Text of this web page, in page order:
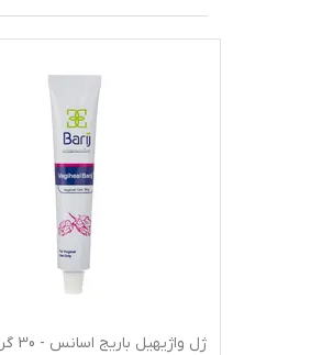
ژل واژیهیل باریج اسانس - 30 گرم